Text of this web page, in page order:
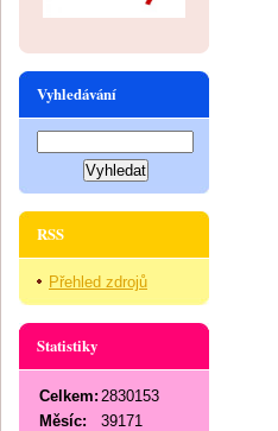
Vyhledávání
RSS
Přehled zdrojů
Statistiky
Celkem: 2830153
Měsíc:
39171